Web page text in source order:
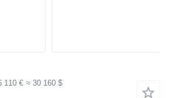
110 € ≈ 30 160 $